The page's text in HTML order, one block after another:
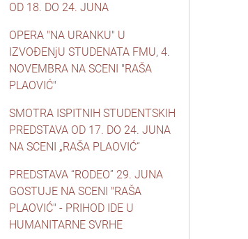
OD 18. DO 24. JUNA
OPERA "NA URANKU" U
IZVOĐENjU STUDENATA FMU, 4.
NOVEMBRA NA SCENI "RAŠA
PLAOVIĆ"
SMOTRA ISPITNIH STUDENTSKIH
PREDSTAVA OD 17. DO 24. JUNA
NA SCENI „RAŠA PLAOVIĆ“
PREDSTAVA “RODEO” 29. JUNA
GOSTUJE NA SCENI "RAŠA
PLAOVIĆ" - PRIHOD IDE U
HUMANITARNE SVRHE